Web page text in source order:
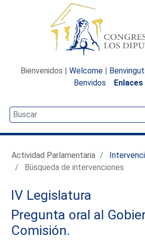
Bienvenidos | Welcome |
Benvidos
Enlaces
Actividad Parlamentaria
Búsqueda de intervenciones
IV Legislatura
Pregunta oral al
Comisión.